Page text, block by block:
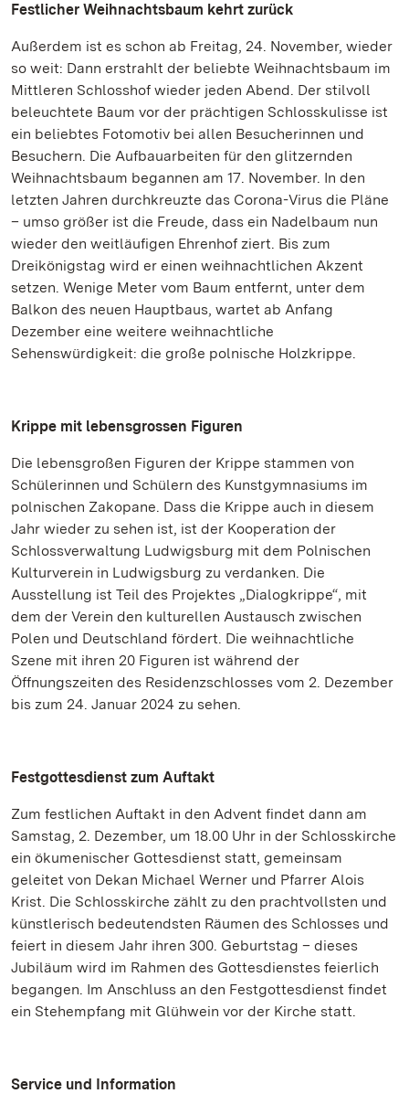
Festlicher Weihnachtsbaum kehrt zurück
Außerdem ist es schon ab Freitag, 24. November, wieder
so weit: Dann erstrahlt der beliebte Weihnachtsbaum im
Mittleren Schlosshof wieder jeden Abend. Der stilvoll
beleuchtete Baum vor der prächtigen Schlosskulisse ist
ein beliebtes Fotomotiv bei allen Besucherinnen und
Besuchern. Die Aufbauarbeiten für den glitzernden
Weihnachtsbaum begannen am 17. November. In den
letzten Jahren durchkreuzte das Corona-Virus die Pläne
– umso größer ist die Freude, dass ein Nadelbaum nun
wieder den weitläufigen Ehrenhof ziert. Bis zum
Dreikönigstag wird er einen weihnachtlichen Akzent
setzen. Wenige Meter vom Baum entfernt, unter dem
Balkon des neuen Hauptbaus, wartet ab Anfang
Dezember eine weitere weihnachtliche
Sehenswürdigkeit: die große polnische Holzkrippe.
Krippe mit lebensgrossen Figuren
Die lebensgroßen Figuren der Krippe stammen von
Schülerinnen und Schülern des Kunstgymnasiums im
polnischen Zakopane. Dass die Krippe auch in diesem
Jahr wieder zu sehen ist, ist der Kooperation der
Schlossverwaltung Ludwigsburg mit dem Polnischen
Kulturverein in Ludwigsburg zu verdanken. Die
Ausstellung ist Teil des Projektes „Dialogkrippe“, mit
dem der Verein den kulturellen Austausch zwischen
Polen und Deutschland fördert. Die weihnachtliche
Szene mit ihren 20 Figuren ist während der
Öffnungszeiten des Residenzschlosses vom 2. Dezember
bis zum 24. Januar 2024 zu sehen.
Festgottesdienst zum Auftakt
Zum festlichen Auftakt in den Advent findet dann am
Samstag, 2. Dezember, um 18.00 Uhr in der Schlosskirche
ein ökumenischer Gottesdienst statt, gemeinsam
geleitet von Dekan Michael Werner und Pfarrer Alois
Krist. Die Schlosskirche zählt zu den prachtvollsten und
künstlerisch bedeutendsten Räumen des Schlosses und
feiert in diesem Jahr ihren 300. Geburtstag – dieses
Jubiläum wird im Rahmen des Gottesdienstes feierlich
begangen. Im Anschluss an den Festgottesdienst findet
ein Stehempfang mit Glühwein vor der Kirche statt.
Service und Information